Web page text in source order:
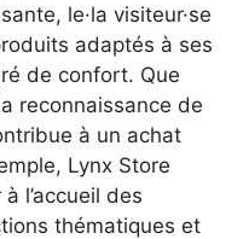
le·la visiteur·se
adaptés à ses
de confort. Que
reconnaissance de
à un achat
Lynx Store
l’accueil des
thématiques et